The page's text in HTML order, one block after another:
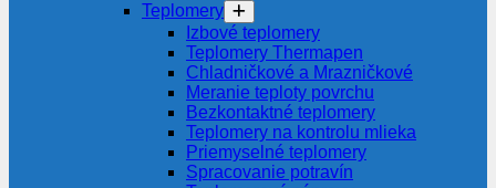
Teplomery
Izbové teplomery
Teplomery Thermapen
Chladničkové a Mrazničkové
Meranie teploty povrchu
Bezkontaktné teplomery
Teplomery na kontrolu mlieka
Priemyselné teplomery
Spracovanie potravín